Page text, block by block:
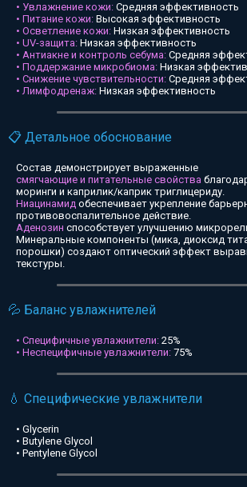
• Увлажнение кожи: Средняя эффективность
• Питание кожи: Высокая эффективность
• Осветление кожи: Низкая эффективность
• UV-защита: Низкая эффективность
• Антиакне и контроль себума: Средняя
• Поддержание микробиома: Низкая
• Снижение чувствительности: Средняя
• Лимфодренаж: Низкая эффективность
📋 Детальное обоснование
Состав демонстрирует выраженные
смягчающие и питательные свойства
моринги и каприлик/каприк триглицериду.
Ниацинамид обеспечивает укрепление
противовоспалительное действие.
Аденозин способствует улучшению
Минеральные компоненты (мика, диоксид
порошки) создают оптический эффект
текстуры.
💦 Баланс увлажнителей
• Специфичные увлажнители: 25%
• Неспецифичные увлажнители: 75%
💧 Специфические увлажнители
• Glycerin
• Butylene Glycol
• Pentylene Glycol